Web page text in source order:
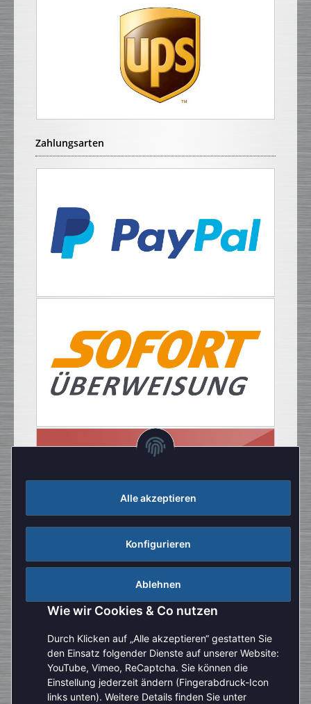
Alle akzeptieren
Konfigurieren
Ablehnen
Wie wir Cookies & Co nutzen
Durch Klicken auf „Alle akzeptieren“ gestatten Sie
den Einsatz folgender Dienste auf unserer Website:
YouTube, Vimeo, ReCaptcha. Sie können die
Einstellung jederzeit ändern (Fingerabdruck-Icon
links unten). Weitere Details finden Sie unter
Aufgrund der Urlaubszeit kann es aktuell zu verlängerten
Zahlungsarten